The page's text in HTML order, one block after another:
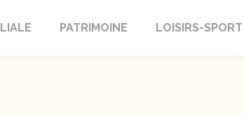
PATRIMOINE LOISIRS-SPORT